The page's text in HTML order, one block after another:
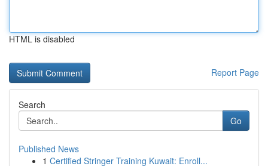
HTML is disabled
Report Page
Search
Go
Published News
1 Certified Stringer Training Kuwait: Enroll...